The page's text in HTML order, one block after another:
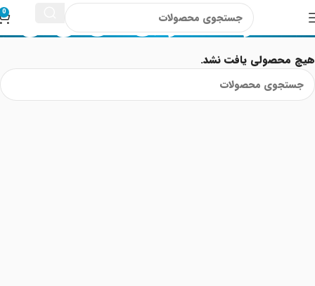
0 آمینو اسید و بی سی ای ای
هیچ محصولی یافت نشد.